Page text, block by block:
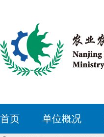
首页 单位概况